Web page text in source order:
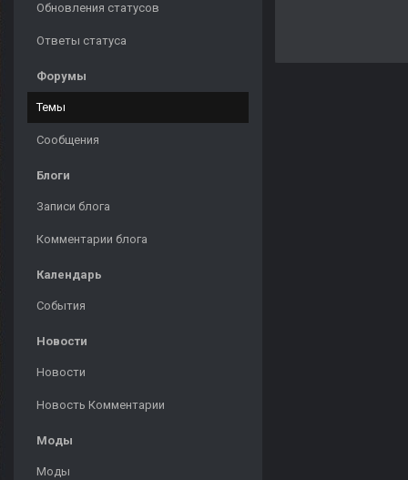
Обновления статусов
Ответы статуса
Форумы
Темы
Сообщения
Блоги
Записи блога
Комментарии блога
Календарь
События
Новости
Новости
Новость Комментарии
Моды
Моды